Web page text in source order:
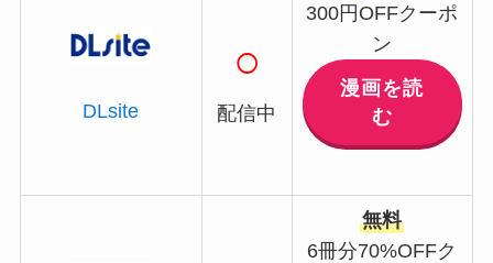
DLsite
○
配信中
300円OFFクーポ
ン
漫画を読
む
無料
6冊分70%OFFク